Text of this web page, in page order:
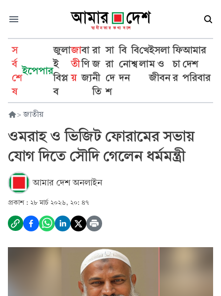
স
র্ব
শে
ষ
ইপেপার
জুলা
ই
বিপ্ল
ব
জা
তী
য়
বা
ণি
জ্য
রা
জ
নী
তি
সা
রা
দে
শ
বি
নো
দন
বি
শ্ব
খে
লা
ইসলা
ম ও
জীবন
ফি
চা
র
আমার
দেশ
পরিবার
> জাতীয়
ওমরাহ ও ভিজিট ফোরামের সভায়
যোগ দিতে সৌদি গেলেন ধর্মমন্ত্রী
আমার দেশ অনলাইন
প্রকাশ : ২৮ মার্চ ২০২৬, ২০: ৪৭